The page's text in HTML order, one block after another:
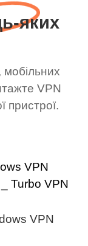
яких
мобільних
VPN
пристрої.
VPN